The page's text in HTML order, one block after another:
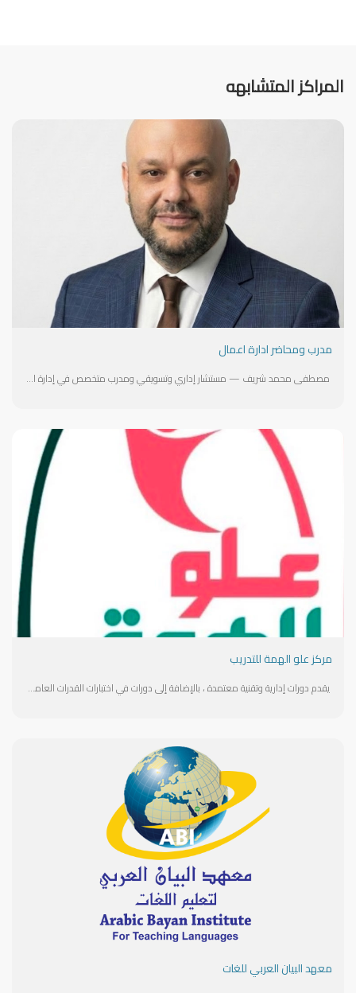
المراكز المتشابهه
مدرب ومحاضر ادارة اعمال
مصطفى محمد شريف — مستشار إداري وتسويقي ومدرب متخصص في إدارة الأعمال بخبرة ميدانية تتجاوز 15 عاماً شغل مناصب قيادية خلال مسيرته المهنيه أبرزها مدير التطوير المؤسسي في مجموعة بيور كلينيك، وكبير المستشارين في شركة سند نمو للاستشارات الإدارية والتسويقية، إضافة إلى خبرة استشارية واسعة مع الشركات الصغيرة والمتوسطة والعائلية في مصر ومنطقة الخليج على صعيد التدريب، قدم العديد من التدريبات في مجالات الإدارة الحديثة والقيادة وإدارة الموارد البشرية والتسويق والاداره والتخطيط الاستراتيجي من خلال شراكات مع مراكز تدريبية في مصر وسلطنة عمان والسودان . يحمل درجة الماجستير في إدارة الأعمال، وهو حالياً في مرحلة الدكتوراه (مرحلة البحث)، إضافة إلى شهادات معتمدة في حوكمة الشركات وعلاقات المستثمرين من المعهد المصري للمديرين بالتعاون مع البنك الدولي
مركز علو الهمة للتدريب
يقدم دورات إدارية وتقنية معتمدة ، بالإضافة إلى دورات في اختبارات القدرات العامة( تأسيس و متقدم) و اللغة الإنجليزية معتمدة من المؤسسة العامة للتدريب التقني والمهني. يهدف المركز إلى تطوير المهارات ورفع كفاءة المتدربين بما يتوافق مع متطلبات سوق العمل.
معهد البيان العربي للغات